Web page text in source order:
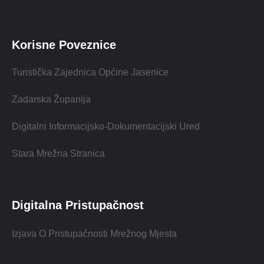
Korisne Poveznice
Turistička Zajednica Općine Jasenice
Zadarska Županija
Digitalni Informacijsko-Dokumentacijski Ured
Stara Mrežna Stranica
Digitalna Pristupačnost
Izjava O Pristupačnosti Mrežnog Mjesta